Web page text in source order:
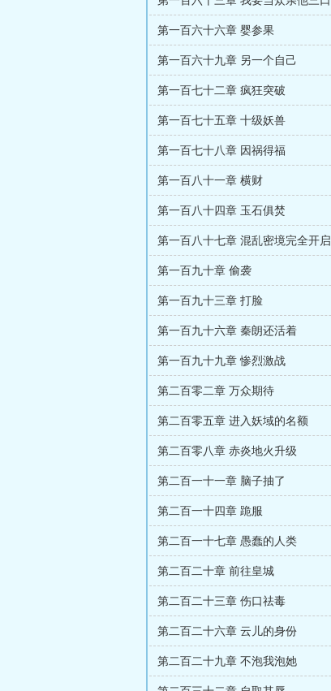
第一百六十六章 婴参果
第一百六十九章 另一个自己
第一百七十二章 疯狂突破
第一百七十五章 十级妖兽
第一百七十八章 因祸得福
第一百八十一章 横财
第一百八十四章 玉石俱焚
第一百八十七章 混乱密境完全开启
第一百九十章 偷袭
第一百九十三章 打脸
第一百九十六章 秦朗还活着
第一百九十九章 惨烈激战
第二百零二章 万众期待
第二百零五章 进入妖域的名额
第二百零八章 赤炎地火升级
第二百一十一章 脑子抽了
第二百一十四章 跪服
第二百一十七章 愚蠢的人类
第二百二十章 前往皇城
第二百二十三章 伤口祛毒
第二百二十六章 云儿的身份
第二百二十九章 不泡我泡她